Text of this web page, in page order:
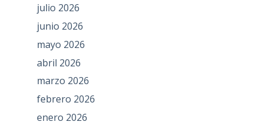
julio 2026
junio 2026
mayo 2026
abril 2026
marzo 2026
febrero 2026
enero 2026